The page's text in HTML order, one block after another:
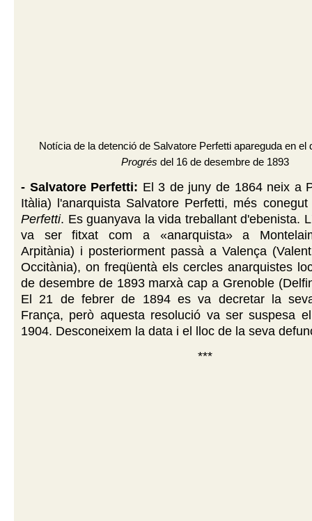
Notícia de la detenció de Salvatore Perfetti apareguda en el
Progrés del 16 de desembre de 1893
- Salvatore Perfetti: El 3 de juny de 1864 neix a
Itàlia) l'anarquista Salvatore Perfetti, més
Perfetti. Es guanyava la vida treballant d'ebenista.
va ser fitxat com a «anarquista» a
Arpitània) i posteriorment passà a Valença
Occitània), on freqüentà els cercles anarquistes
de desembre de 1893 marxà cap a Grenoble
El 21 de febrer de 1894 es va decretar la
França, però aquesta resolució va ser suspesa
1904. Desconeixem la data i el lloc de la seva
***